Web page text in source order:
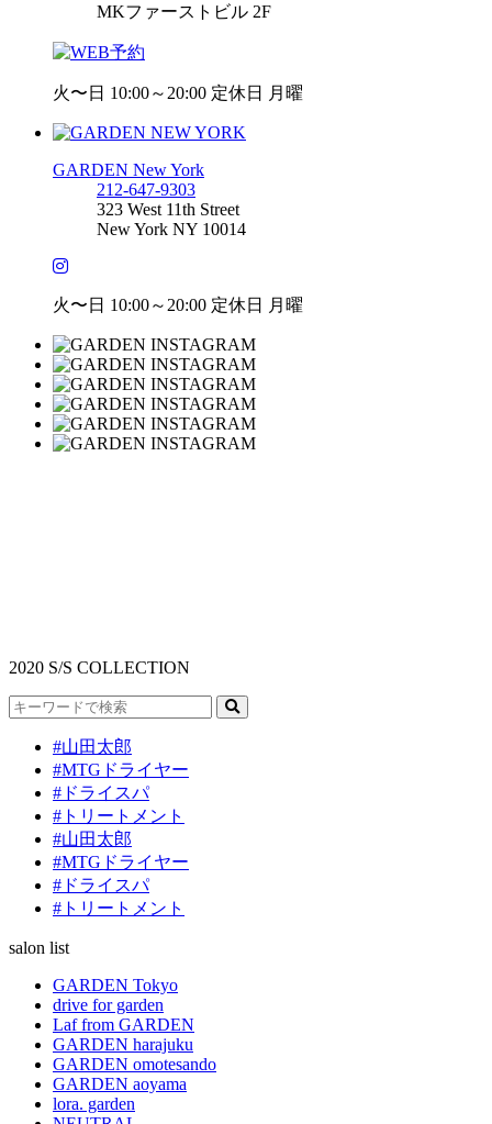
MKファーストビル 2F
火〜日 10:00～20:00 定休日 月曜
GARDEN New York
212-647-9303
323 West 11th Street
New York NY 10014
火〜日 10:00～20:00 定休日 月曜
2020 S/S COLLECTION
#山田太郎
#MTGドライヤー
#ドライスパ
#トリートメント
#山田太郎
#MTGドライヤー
#ドライスパ
#トリートメント
salon list
GARDEN Tokyo
drive for garden
Laf from GARDEN
GARDEN harajuku
GARDEN omotesando
GARDEN aoyama
lora. garden